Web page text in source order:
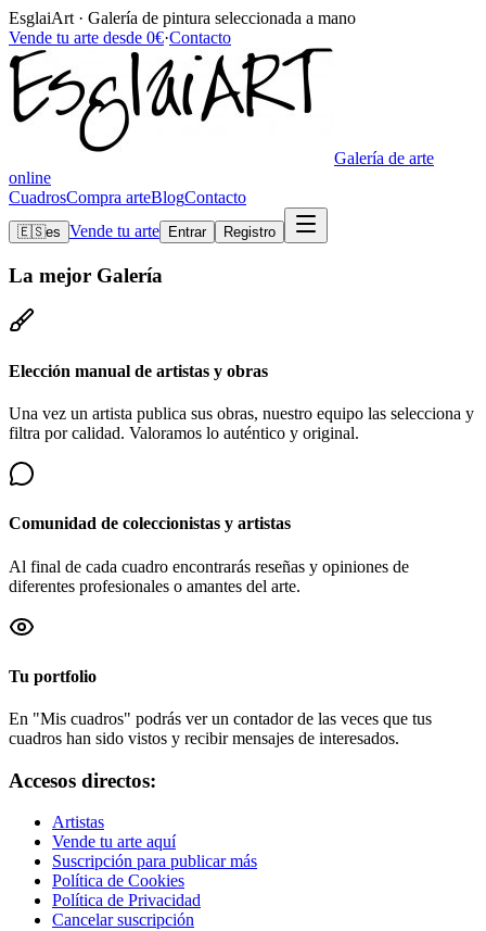
EsglaiArt · Galería de pintura seleccionada a mano
Vende tu arte desde 0€·Contacto
Galería de arte
online
CuadrosCompra arteBlogContacto
🇪🇸es Vende tu arte Entrar Registro
La mejor Galería
Elección manual de artistas y obras
Una vez un artista publica sus obras, nuestro equipo las selecciona y
filtra por calidad. Valoramos lo auténtico y original.
Comunidad de coleccionistas y artistas
Al final de cada cuadro encontrarás reseñas y opiniones de
diferentes profesionales o amantes del arte.
Tu portfolio
En "Mis cuadros" podrás ver un contador de las veces que tus
cuadros han sido vistos y recibir mensajes de interesados.
Accesos directos:
Artistas
Vende tu arte aquí
Suscripción para publicar más
Política de Cookies
Política de Privacidad
Cancelar suscripción